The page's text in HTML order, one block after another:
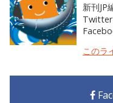
新刊JP
Twitter
このラ